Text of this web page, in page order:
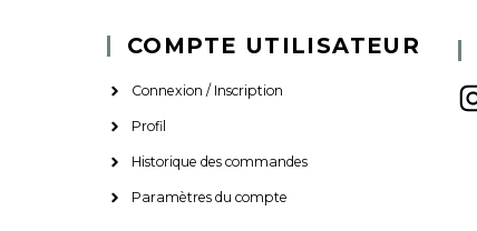
COMPTE UTILISATEUR
Connexion / Inscription
Profil
Historique des commandes
Paramètres du compte